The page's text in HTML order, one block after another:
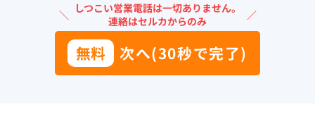
＼ しつこい営業電話は一切ありません。
連絡はセルカからのみ
／
無料 次へ(30秒で完了)